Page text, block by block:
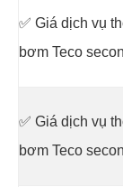
✅ Giá dịch vụ
bơm Teco
✅ Giá dịch vụ
bơm Teco